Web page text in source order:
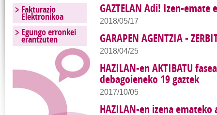
GAZTELAN Adi! Izen-emate
2018/05/17
GARAPEN AGENTZIA -
2018/04/25
HAZILAN-en AKTIBATU
debagoieneko 19 gaztek
2017/10/05
HAZILAN-en izena emateko
Fakturazio
Elektronikoa
Egungo erronkei
erantzuten